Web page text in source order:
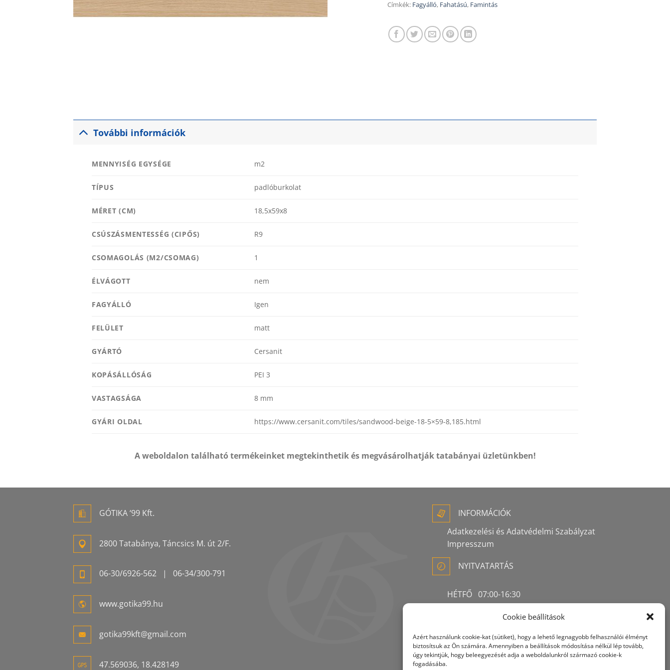
Cookie beállítások
Azért használunk cookie-kat (sütiket), hogy a lehető legnagyobb felhasználói élményt
biztosítsuk az Ön számára. Amennyiben a beállítások módosítása nélkül lép tovább,
úgy tekintjük, hogy beleegyezését adja a weboldalunkról származó cookie-k
fogadásába.
Címkék: Fagyálló, Fahatású, Famintás
További információk
MENNYISÉG EGYSÉGE m2
TÍPUS padlóburkolat
MÉRET (CM) 18,5x59x8
CSÚSZÁSMENTESSÉG (CIPŐS) R9
CSOMAGOLÁS (M2/CSOMAG) 1
ÉLVÁGOTT nem
FAGYÁLLÓ Igen
FELÜLET matt
GYÁRTÓ Cersanit
KOPÁSÁLLÓSÁG PEI 3
VASTAGSÁGA 8 mm
GYÁRI OLDAL https://www.cersanit.com/tiles/sandwood-beige-18-5×59-8,185.html
A weboldalon található termékeinket megtekinthetik és megvásárolhatják tatabányai üzletünkben!
GÓTIKA ‘99 Kft.
2800 Tatabánya, Táncsics M. út 2/F.
06-30/6926-562 | 06-34/300-791
www.gotika99.hu
gotika99kft@gmail.com
47.569036, 18.428149
INFORMÁCIÓK
Adatkezelési és Adatvédelmi Szabályzat
Impresszum
NYITVATARTÁS
HÉTFŐ 07:00-16:30
KEDD 07:00-16:30
SZERDA 07:00-16:30
CSÜTÖRTÖK 07:00-16:30
PÉNTEK 07:00-16:30
SZOMBAT 07:00-12:00